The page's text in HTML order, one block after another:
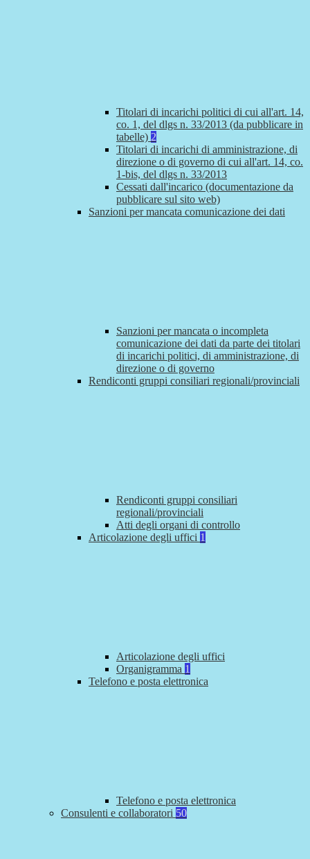
Titolari di incarichi politici di cui all'art. 14,
co. 1, del dlgs n. 33/2013 (da pubblicare in
tabelle) 2
Titolari di incarichi di amministrazione, di
direzione o di governo di cui all'art. 14, co.
1-bis, del dlgs n. 33/2013
Cessati dall'incarico (documentazione da
pubblicare sul sito web)
Sanzioni per mancata comunicazione dei dati
Sanzioni per mancata o incompleta
comunicazione dei dati da parte dei titolari
di incarichi politici, di amministrazione, di
direzione o di governo
Rendiconti gruppi consiliari regionali/provinciali
Rendiconti gruppi consiliari
regionali/provinciali
Atti degli organi di controllo
Articolazione degli uffici 1
Articolazione degli uffici
Organigramma 1
Telefono e posta elettronica
Telefono e posta elettronica
Consulenti e collaboratori 50